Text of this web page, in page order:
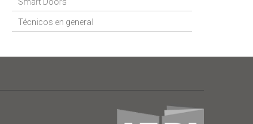
Técnicos en general